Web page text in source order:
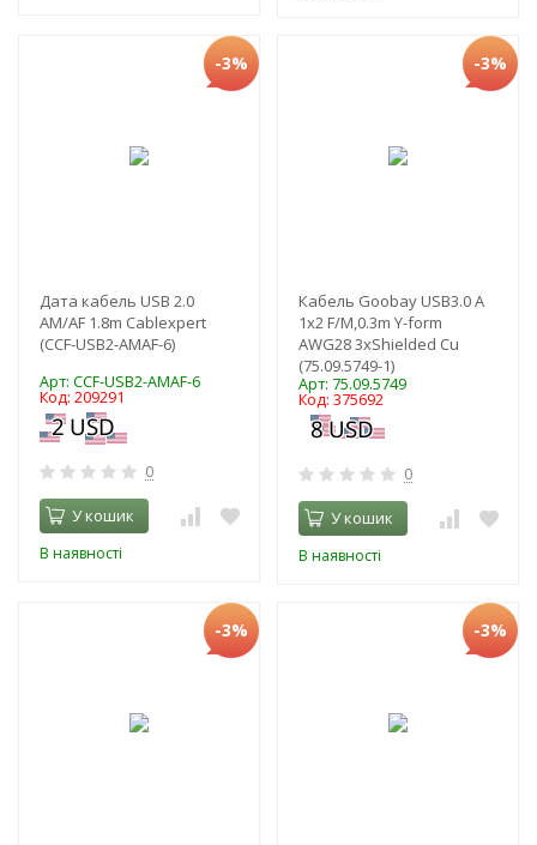
-3%
Дата кабель USB 2.0
AM/AF 1.8m Cablexpert
(CCF-USB2-AMAF-6)
Арт: CCF-USB2-AMAF-6
Код: 209291
0
У кошик
В наявності
-3%
Кабель Goobay USB3.0 A
1x2 F/M,0.3m Y-form
AWG28 3xShielded Cu
(75.09.5749-1)
Арт: 75.09.5749
Код: 375692
0
У кошик
В наявності
-3% -3%